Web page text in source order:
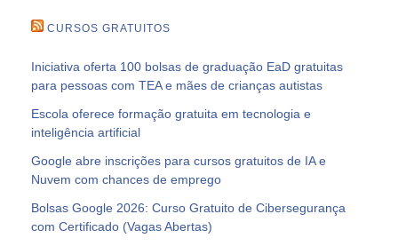
CURSOS GRATUITOS
Iniciativa oferta 100 bolsas de graduação EaD gratuitas
para pessoas com TEA e mães de crianças autistas
Escola oferece formação gratuita em tecnologia e
inteligência artificial
Google abre inscrições para cursos gratuitos de IA e
Nuvem com chances de emprego
Bolsas Google 2026: Curso Gratuito de Cibersegurança
com Certificado (Vagas Abertas)